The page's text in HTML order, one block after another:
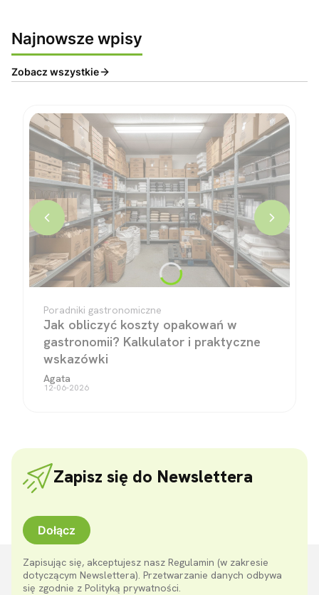
Najnowsze wpisy
Zobacz wszystkie
Poradniki gastronomiczne
Jak obliczyć koszty opakowań w
gastronomii? Kalkulator i praktyczne
wskazówki
Agata
12-06-2026
Zapisz się do Newslettera
Dołącz
Zapisując się, akceptujesz nasz Regulamin (w zakresie
dotyczącym Newslettera). Przetwarzanie danych odbywa
się zgodnie z Polityką prywatności.